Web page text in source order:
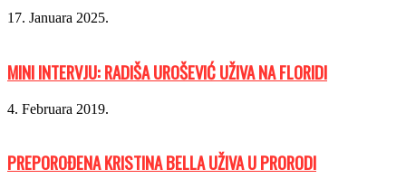
17. Januara 2025.
MINI INTERVJU: RADIŠA UROŠEVIĆ UŽIVA NA FLORIDI
4. Februara 2019.
PREPOROĐENA KRISTINA BELLA UŽIVA U PRORODI